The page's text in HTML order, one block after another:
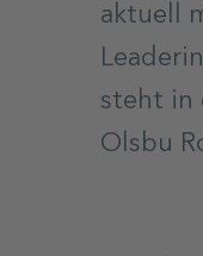
aktuell
steht in
Olsbu